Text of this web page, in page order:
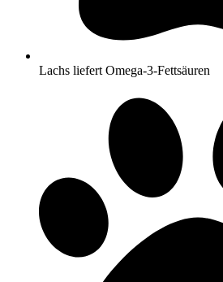
Lachs liefert Omega-3-Fettsäuren